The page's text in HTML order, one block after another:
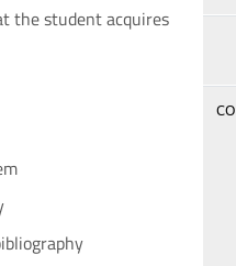
the student acquires